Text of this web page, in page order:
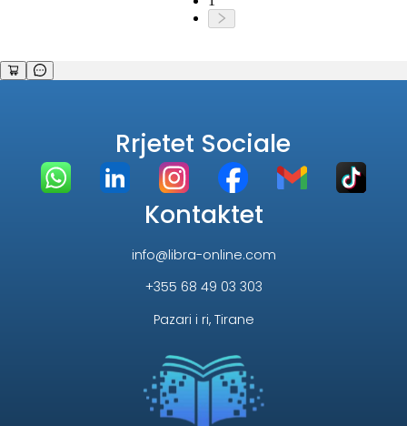
Rrjetet Sociale
Kontaktet
info@libra-online.com
+355 68 49 03 303
Pazari i ri, Tirane